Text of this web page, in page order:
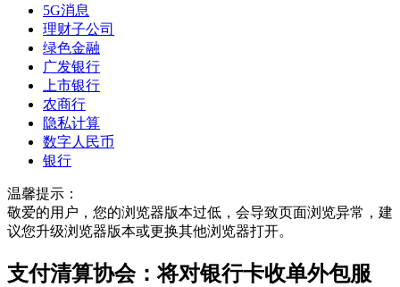
5G消息
理财子公司
绿色金融
广发银行
上市银行
农商行
隐私计算
数字人民币
银行
温馨提示：
敬爱的用户，您的浏览器版本过低，会导致页面浏览异常，建
议您升级浏览器版本或更换其他浏览器打开。
支付清算协会：将对银行卡收单外包服